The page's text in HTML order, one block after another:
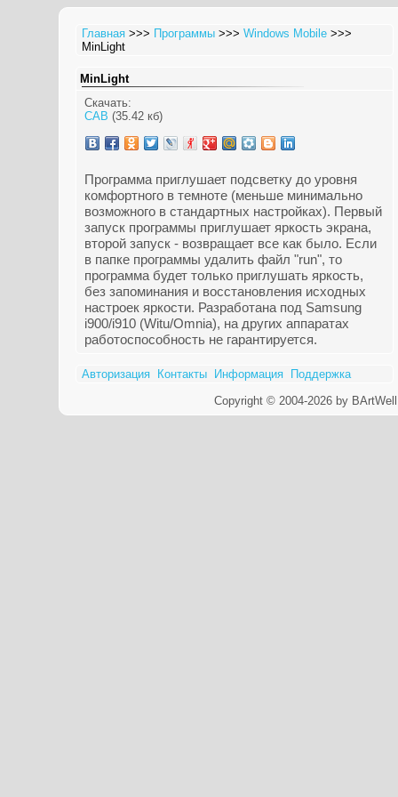
Главная >>> Программы >>>Windows Mobile >>>
MinLight
MinLight
Скачать:
CAB (35.42 кб)
Программа приглушает подсветку до уровня
комфортного в темноте (меньше минимально
возможного в стандартных настройках). Первый
запуск программы приглушает яркость экрана,
второй запуск - возвращает все как было. Если
в папке программы удалить файл "run", то
программа будет только приглушать яркость,
без запоминания и восстановления исходных
настроек яркости. Разработана под Samsung
i900/i910 (Witu/Omnia), на других аппаратах
работоспособность не гарантируется.
Авторизация Контакты Информация
Поддержка
Copyright © 2004-2026 by BArtWell